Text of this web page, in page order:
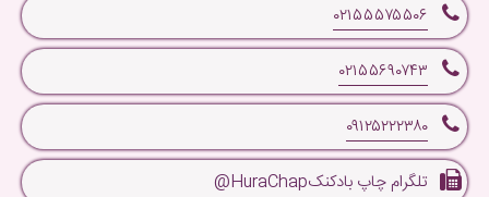
۰۲۱۵۵۵۷۵۵۰۶
۰۲۱۵۵۶۹۰۷۴۳
۰۹۱۲۵۲۲۲۳۸۰
تلگرام چاپ بادکنکHuraChap@